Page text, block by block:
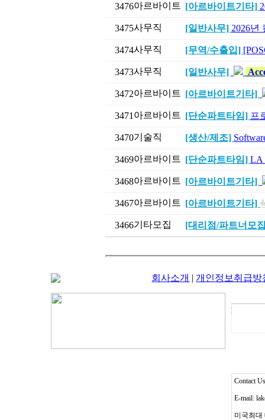
3476아르바이트 [아르바이트기타]
3475사무직 [일반사무] 2026년
3474사무직 [무역/수출입]
3473사무직 [일반사무]
3472아르바이트 [아르바이트기타]
3471 아르바이트 [단순파트타임] 프
3470기술직 [생산/제조]
3469아르바이트 [단순파트타임] LA
3468아르바이트 [아르바이트기타]
3467아르바이트 [아르바이트기타]
3466기타모집 [대리점/파트너모
회사소개 |개인정보취급방
Contact
E-mail:
미국최대